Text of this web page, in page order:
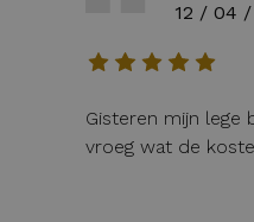
12 / 04
Gisteren mijn lege
vroeg wat de